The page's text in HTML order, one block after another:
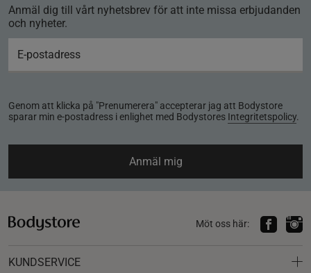
Anmäl dig till vårt nyhetsbrev för att inte missa erbjudanden
och nyheter.
Genom att klicka på "Prenumerera" accepterar jag att Bodystore
sparar min e-postadress i enlighet med Bodystores Integritetspolicy.
Anmäl mig
Möt oss här:
KUNDSERVICE